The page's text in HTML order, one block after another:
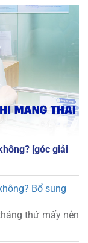
[góc giải
thứ mấy nên